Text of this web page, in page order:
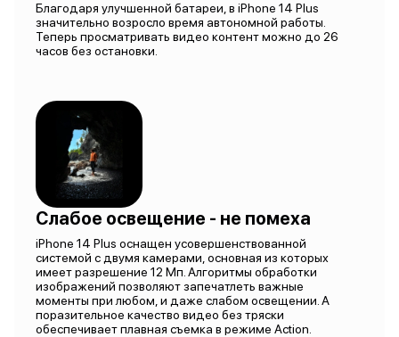
Благодаря улучшенной батареи, в iPhone 14 Plus
значительно возросло время автономной работы.
Теперь просматривать видео контент можно до 26
часов без остановки.
Слабое освещение - не помеха
iPhone 14 Plus оснащен усовершенствованной
системой с двумя камерами, основная из которых
имеет разрешение 12 Мп. Алгоритмы обработки
изображений позволяют запечатлеть важные
моменты при любом, и даже слабом освещении. А
поразительное качество видео без тряски
обеспечивает плавная съемка в режиме Action.